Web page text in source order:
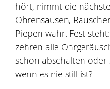
hört, nimmt die
Ohrensausen,
Piepen wahr. Fest
zehren alle
schon abschalten oder
wenn es nie still ist?